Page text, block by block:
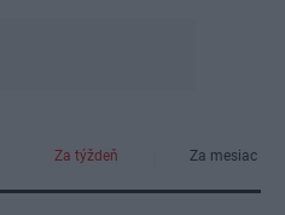
Za týždeň Za mesiac